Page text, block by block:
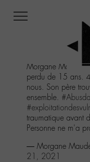
au
menu
Aller
au
contenu
Aller
recherche
Morgane Maude.
perdu de 15 ans.
nous. Son père
ensemble.
traumatique avant
Personne ne m'a
— Morgane
21, 2021